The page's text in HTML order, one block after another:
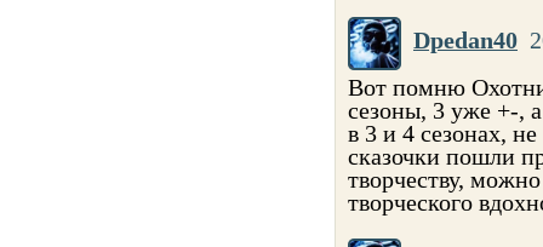
Dpedan40
Вот помню
сезоны, 3 уже +-,
в 3 и 4 сезонах,
сказочки пошли
творчеству,
творческого